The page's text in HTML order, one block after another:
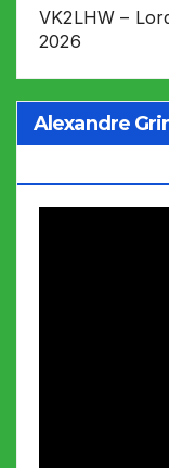
VK2LHW –
2026
Alexandre